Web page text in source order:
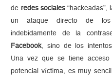
de redes sociales“hackeadas”,
un ataque directo de los
indebidamente de la
Facebook, sino de los
Una vez que se tiene
potencial víctima, es muy